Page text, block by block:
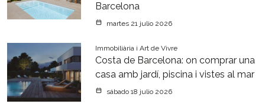
Barcelona
martes 21 julio 2026
Immobiliària i Art de Vivre
Costa de Barcelona: on comprar una
casa amb jardí, piscina i vistes al mar
sábado 18 julio 2026